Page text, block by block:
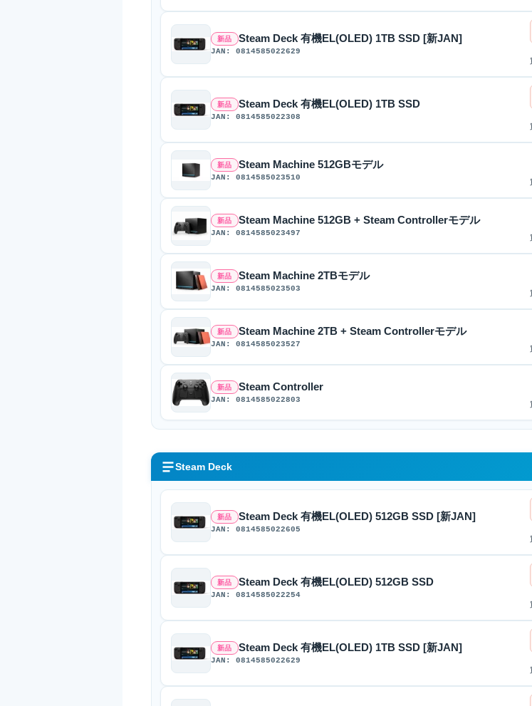
新品 Steam Deck 有機EL(OLED) 1TB SSD [新JAN]
JAN: 0814585022629
新品 Steam Deck 有機EL(OLED) 1TB SSD
JAN: 0814585022308
新品 Steam Machine 512GBモデル
JAN: 0814585023510
新品 Steam Machine 512GB + Steam Controllerモデル
JAN: 0814585023497
新品 Steam Machine 2TBモデル
JAN: 0814585023503
新品 Steam Machine 2TB + Steam Controllerモデル
JAN: 0814585023527
新品 Steam Controller
JAN: 0814585022803
Steam Deck
新品 Steam Deck 有機EL(OLED) 512GB SSD [新JAN]
JAN: 0814585022605
新品 Steam Deck 有機EL(OLED) 512GB SSD
JAN: 0814585022254
新品 Steam Deck 有機EL(OLED) 1TB SSD [新JAN]
JAN: 0814585022629